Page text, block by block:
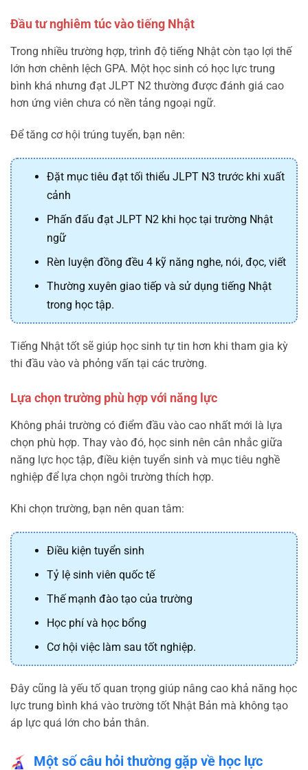
Đầu tư nghiêm túc vào tiếng Nhật
Trong nhiều trường hợp, trình độ tiếng Nhật còn tạo lợi thế
lớn hơn chênh lệch GPA. Một học sinh có học lực trung
bình khá nhưng đạt JLPT N2 thường được đánh giá cao
hơn ứng viên chưa có nền tảng ngoại ngữ.
Để tăng cơ hội trúng tuyển, bạn nên:
Đặt mục tiêu đạt tối thiểu JLPT N3 trước khi xuất
cảnh
Phấn đấu đạt JLPT N2 khi học tại trường Nhật
ngữ
Rèn luyện đồng đều 4 kỹ năng nghe, nói, đọc, viết
Thường xuyên giao tiếp và sử dụng tiếng Nhật
trong học tập.
Tiếng Nhật tốt sẽ giúp học sinh tự tin hơn khi tham gia kỳ
thi đầu vào và phỏng vấn tại các trường.
Lựa chọn trường phù hợp với năng lực
Không phải trường có điểm đầu vào cao nhất mới là lựa
chọn phù hợp. Thay vào đó, học sinh nên cân nhắc giữa
năng lực học tập, điều kiện tuyển sinh và mục tiêu nghề
nghiệp để lựa chọn ngôi trường thích hợp.
Khi chọn trường, bạn nên quan tâm:
Điều kiện tuyển sinh
Tỷ lệ sinh viên quốc tế
Thế mạnh đào tạo của trường
Học phí và học bổng
Cơ hội việc làm sau tốt nghiệp.
Đây cũng là yếu tố quan trọng giúp nâng cao khả năng học
lực trung bình khá vào trường tốt Nhật Bản mà không tạo
áp lực quá lớn cho bản thân.
Một số câu hỏi thường gặp về học lực